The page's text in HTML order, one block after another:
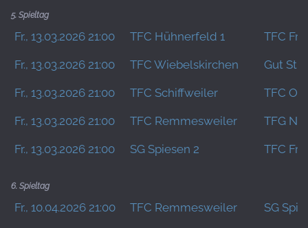
5. Spieltag
Fr., 13.03.2026 21:00 TFC Hühnerfeld 1 TFC
Fr., 13.03.2026 21:00 TFC Wiebelskirchen Gut
Fr., 13.03.2026 21:00 TFC Schiffweiler TFC
Fr., 13.03.2026 21:00 TFC Remmesweiler TFG
Fr., 13.03.2026 21:00 SG Spiesen 2 TFC
6. Spieltag
Fr., 10.04.2026 21:00 TFC Remmesweiler SG